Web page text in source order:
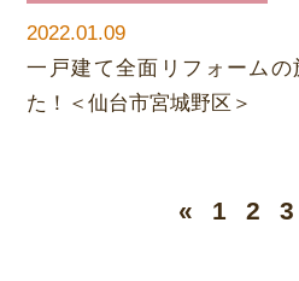
2022.01.09
一戸建て全面リフォーム
た！＜仙台市宮城野区＞
« 1 2 3